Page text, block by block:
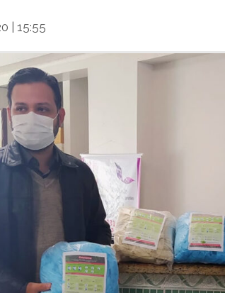
| 15:55